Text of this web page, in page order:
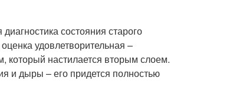
состояния старого
удовлетворительная –
который настилается вторым слоем.
и дыры – его придется полностью